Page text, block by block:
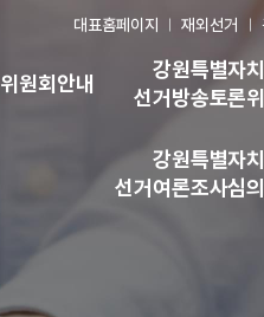
대표홈페이지 재외선거
위원회안내
강원특별자
선거방송토론
강원특별자
선거여론조사심